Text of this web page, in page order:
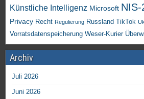
Künstliche Intelligenz Microsoft NIS-
Privacy Recht Regulierung Russland TikTok
Vorratsdatenspeicherung Weser-Kurier
Archiv
Juli 2026
Juni 2026